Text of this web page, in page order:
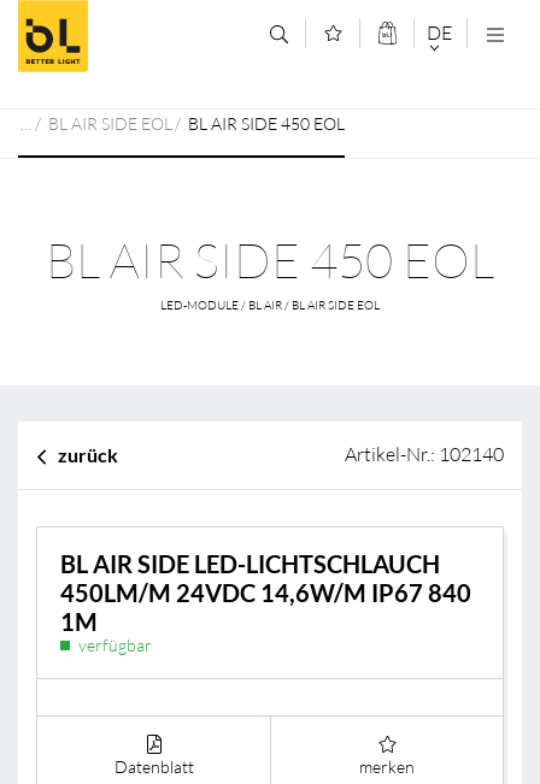
Zum Inhalt springen (Alt+0)
Zum Hauptmenü springen (Alt+1) DE
DEUTSCH
BL AIR SIDE EOL BL AIR SIDE 450 EOL
BL AIR SIDE 450 EOL
LED-MODULE / BL AIR / BL AIR SIDE EOL
zurück Artikel-Nr.: 102140
BL AIR SIDE LED-LICHTSCHLAUCH
450LM/M 24VDC 14,6W/M IP67 840
1M
verfügbar
Datenblatt merken